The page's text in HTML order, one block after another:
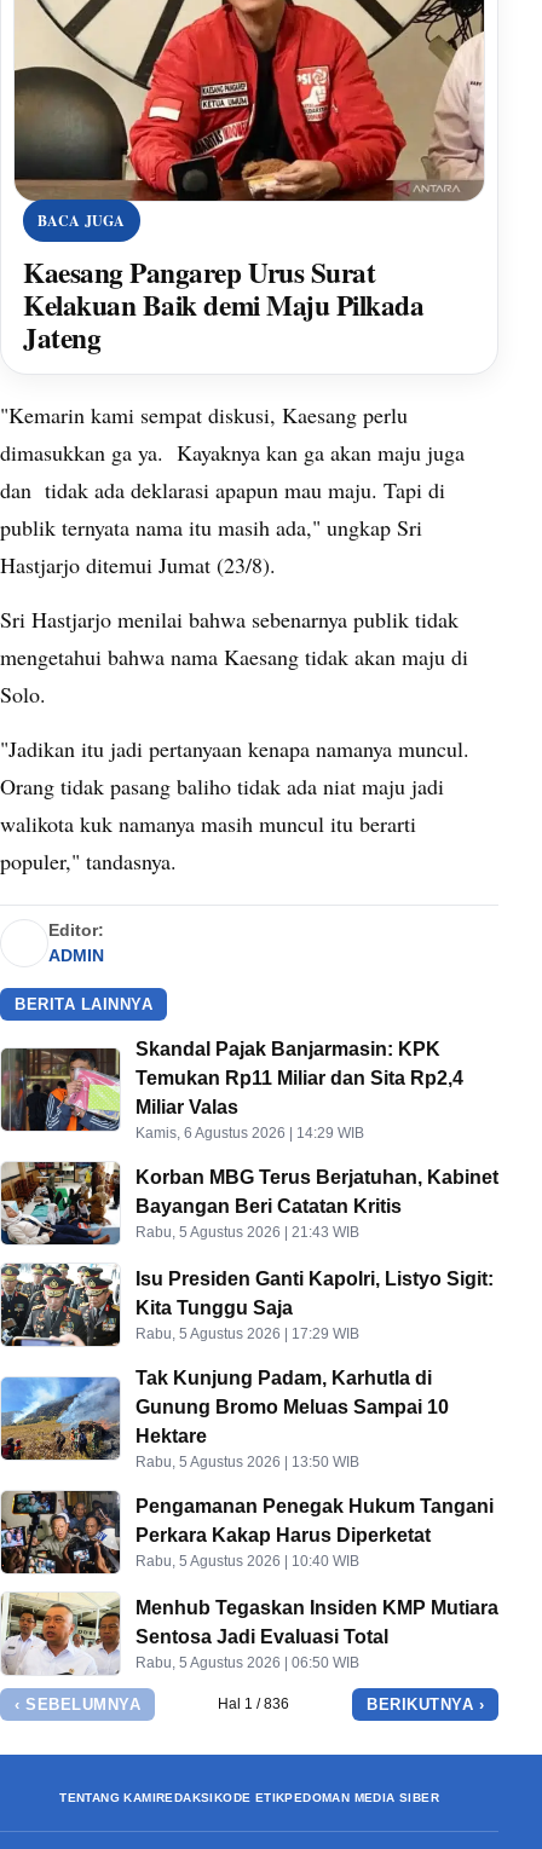
BACA JUGA
Kaesang Pangarep Urus Surat
Kelakuan Baik demi Maju Pilkada
Jateng
"Kemarin kami sempat diskusi, Kaesang perlu
dimasukkan ga ya. Kayaknya kan ga akan maju juga
dan tidak ada deklarasi apapun mau maju. Tapi di
publik ternyata nama itu masih ada," ungkap Sri
Hastjarjo ditemui Jumat (23/8).
Sri Hastjarjo menilai bahwa sebenarnya publik tidak
mengetahui bahwa nama Kaesang tidak akan maju di
Solo.
"Jadikan itu jadi pertanyaan kenapa namanya muncul.
Orang tidak pasang baliho tidak ada niat maju jadi
walikota kuk namanya masih muncul itu berarti
populer," tandasnya.
Editor:
ADMIN
BERITA LAINNYA
Skandal Pajak Banjarmasin: KPK
Temukan Rp11 Miliar dan Sita Rp2,4
Miliar Valas
Kamis, 6 Agustus 2026 | 14:29 WIB
Korban MBG Terus Berjatuhan, Kabinet
Bayangan Beri Catatan Kritis
Rabu, 5 Agustus 2026 | 21:43 WIB
Isu Presiden Ganti Kapolri, Listyo Sigit:
Kita Tunggu Saja
Rabu, 5 Agustus 2026 | 17:29 WIB
Tak Kunjung Padam, Karhutla di
Gunung Bromo Meluas Sampai 10
Hektare
Rabu, 5 Agustus 2026 | 13:50 WIB
Pengamanan Penegak Hukum Tangani
Perkara Kakap Harus Diperketat
Rabu, 5 Agustus 2026 | 10:40 WIB
Menhub Tegaskan Insiden KMP Mutiara
Sentosa Jadi Evaluasi Total
Rabu, 5 Agustus 2026 | 06:50 WIB
‹ SEBELUMNYA Hal 1 / 836 BERIKUTNYA ›
TENTANG KAMIREDAKSIKODE ETIKPEDOMAN MEDIA SIBER